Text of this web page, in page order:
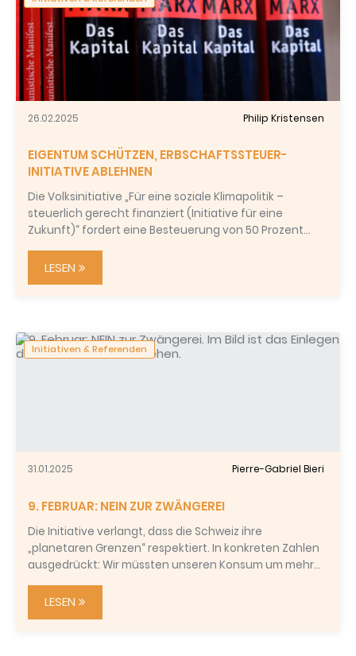
26.02.2025 Philip Kristensen
EIGENTUM SCHÜTZEN, ERBSCHAFTSSTEUER-
INITIATIVE ABLEHNEN
Die Volksinitiative „Für eine soziale Klimapolitik –
steuerlich gerecht finanziert (Initiative für eine
Zukunft)“ fordert eine Besteuerung von 50 Prozent…
LESEN
Initiativen & Referenden
31.01.2025 Pierre-Gabriel Bieri
9. FEBRUAR: NEIN ZUR ZWÄNGEREI
Die Initiative verlangt, dass die Schweiz ihre
„planetaren Grenzen“ respektiert. In konkreten Zahlen
ausgedrückt: Wir müssten unseren Konsum um mehr…
LESEN